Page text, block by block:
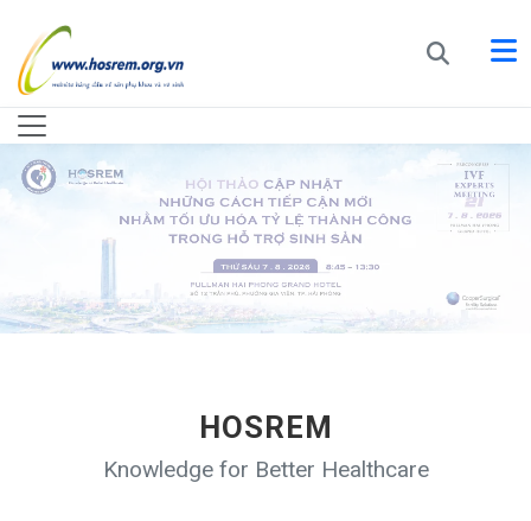
HOSREM
Knowledge for Better Healthcare